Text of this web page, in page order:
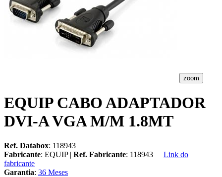
zoom
EQUIP CABO ADAPTADOR
DVI-A VGA M/M 1.8MT
Ref. Databox: 118943
Fabricante: EQUIP | Ref. Fabricante: 118943
Link do
fabricante
Garantia: 36 Meses